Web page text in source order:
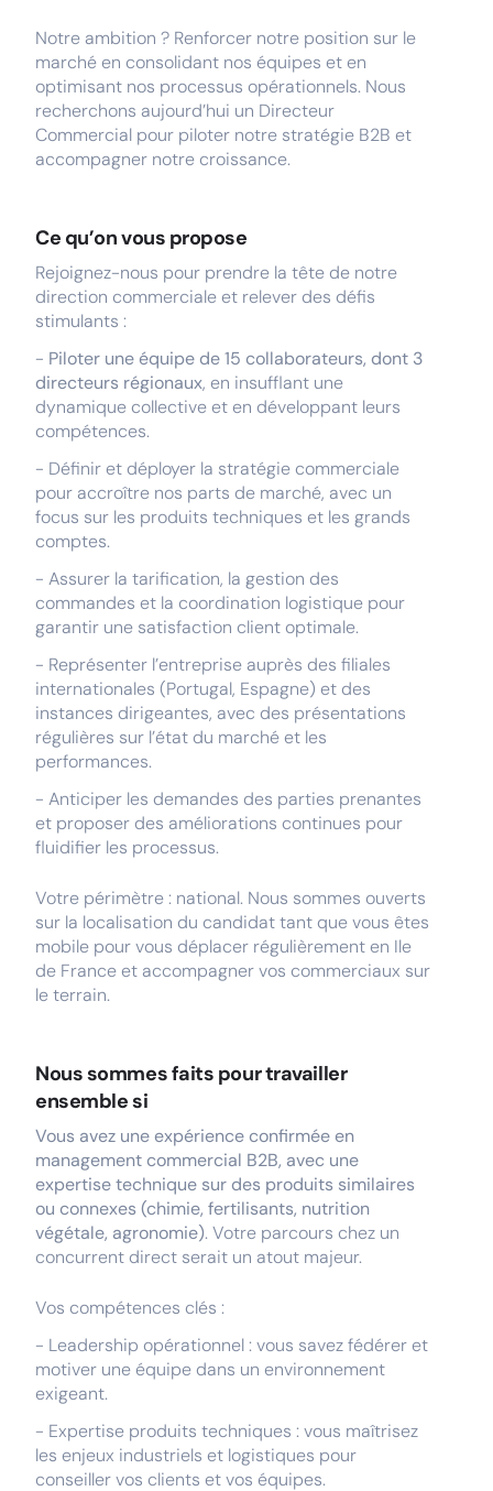
Notre ambition ? Renforcer notre position sur le
marché en consolidant nos équipes et en
optimisant nos processus opérationnels. Nous
recherchons aujourd’hui un Directeur
Commercial pour piloter notre stratégie B2B et
accompagner notre croissance.
Ce qu’on vous propose
Rejoignez-nous pour prendre la tête de notre
direction commerciale et relever des défis
stimulants :
- Piloter une équipe de 15 collaborateurs, dont 3
directeurs régionaux, en insufflant une
dynamique collective et en développant leurs
compétences.
- Définir et déployer la stratégie commerciale
pour accroître nos parts de marché, avec un
focus sur les produits techniques et les grands
comptes.
- Assurer la tarification, la gestion des
commandes et la coordination logistique pour
garantir une satisfaction client optimale.
- Représenter l’entreprise auprès des filiales
internationales (Portugal, Espagne) et des
instances dirigeantes, avec des présentations
régulières sur l’état du marché et les
performances.
- Anticiper les demandes des parties prenantes
et proposer des améliorations continues pour
fluidifier les processus.
Votre périmètre : national. Nous sommes ouverts
sur la localisation du candidat tant que vous êtes
mobile pour vous déplacer régulièrement en Ile
de France et accompagner vos commerciaux sur
le terrain.
Nous sommes faits pour travailler
ensemble si
Vous avez une expérience confirmée en
management commercial B2B, avec une
expertise technique sur des produits similaires
ou connexes (chimie, fertilisants, nutrition
végétale, agronomie). Votre parcours chez un
concurrent direct serait un atout majeur.
Vos compétences clés :
- Leadership opérationnel : vous savez fédérer et
motiver une équipe dans un environnement
exigeant.
- Expertise produits techniques : vous maîtrisez
les enjeux industriels et logistiques pour
conseiller vos clients et vos équipes.